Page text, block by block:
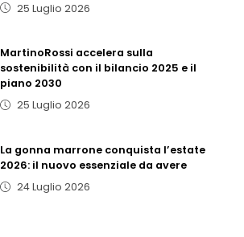
25 Luglio 2026
MartinoRossi accelera sulla
sostenibilità con il bilancio 2025 e il
piano 2030
25 Luglio 2026
La gonna marrone conquista l’estate
2026: il nuovo essenziale da avere
24 Luglio 2026